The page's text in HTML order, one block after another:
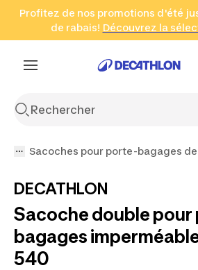
Aller à la recherche Aller au
Profitez de nos promotions d'été
de rabais! Découvrez la
Cliquez ici
en seulement 2 h!
(Zones sélectionnées)
Sacoches pour porte-bagages
DECATHLON
Sacoche double
bagages
540